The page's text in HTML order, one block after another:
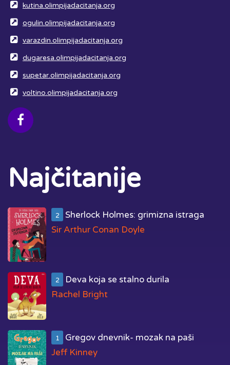
kutina.olimpijadacitanja.org
ogulin.olimpijadacitanja.org
varazdin.olimpijadacitanja.org
dugaresa.olimpijadacitanja.org
supetar.olimpijadacitanja.org
voltino.olimpijadacitanja.org
Najčitanije
2
Sherlock Holmes: grimizna istraga
Sir Arthur Conan Doyle
2
Deva koja se stalno durila
Rachel Bright
1
Gregov dnevnik- mozak na paši
Jeff Kinney